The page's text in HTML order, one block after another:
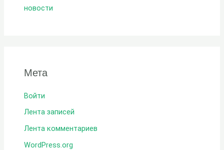
новости
Мета
Войти
Лента записей
Лента комментариев
WordPress.org